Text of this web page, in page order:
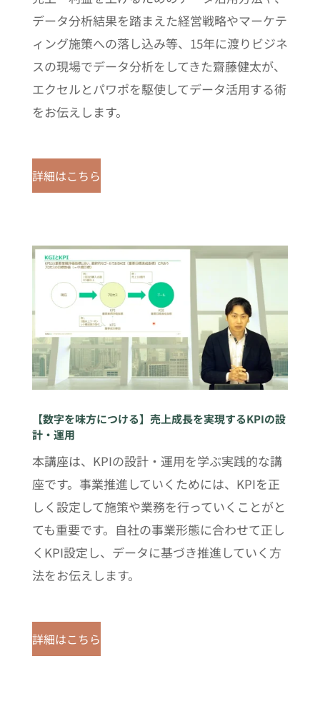
データ分析結果を踏まえた経営戦略やマーケテ
ィング施策への落し込み等、15年に渡りビジネ
スの現場でデータ分析をしてきた齋藤健太が、
エクセルとパワポを駆使してデータ活用する術
をお伝えします。
詳細はこちら
【数字を味方につける】売上成長を実現するKPIの設
計・運用
本講座は、KPIの設計・運用を学ぶ実践的な講
座です。事業推進していくためには、KPIを正
しく設定して施策や業務を行っていくことがと
ても重要です。自社の事業形態に合わせて正し
くKPI設定し、データに基づき推進していく方
法をお伝えします。
詳細はこちら